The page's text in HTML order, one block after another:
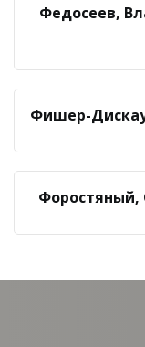
Федосеев,
Фишер-
Форостяный,